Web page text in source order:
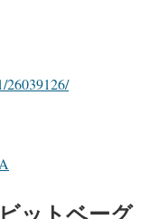
26039126/